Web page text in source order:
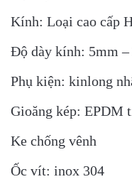
Kính: Loại cao cấp
Độ dày kính: 5mm –
Phụ kiện: kinlong
Gioăng kép: EPDM
Ke chống vênh
Ốc vít: inox 304